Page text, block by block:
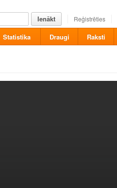
Ienākt Reģistrēties
Statistika Draugi Raksti